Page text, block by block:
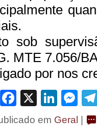
sob
MTE 7.056/
por nos
WhatsApp
Facebook
X
em Geral |